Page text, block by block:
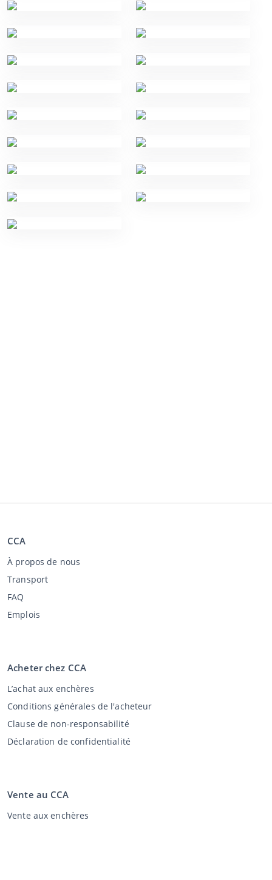
CCA
À propos de nous
Transport
FAQ
Emplois
Acheter chez CCA
L’achat aux enchères
Conditions générales de l'acheteur
Clause de non-responsabilité
Déclaration de confidentialité
Vente au CCA
Vente aux enchères